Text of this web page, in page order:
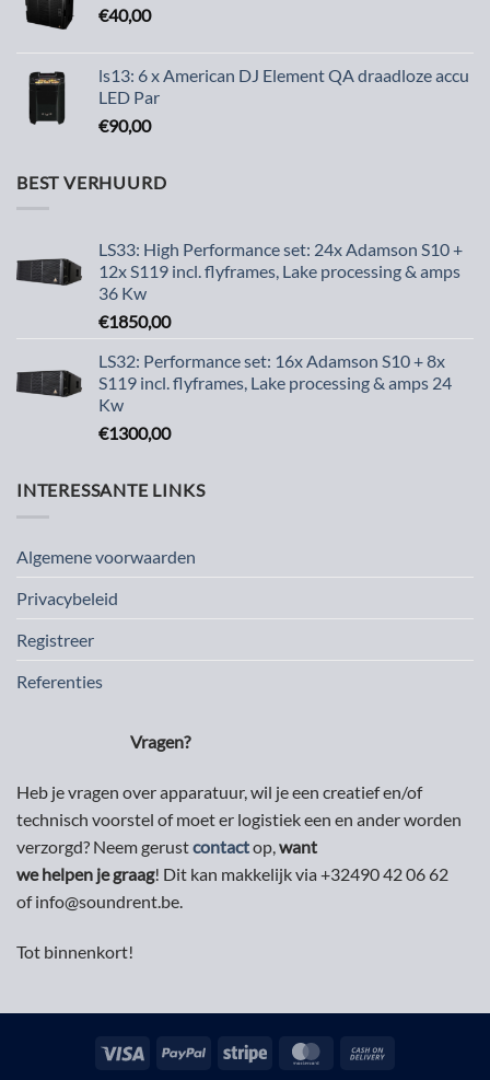
€40,00
ls13: 6 x American DJ Element QA draadloze accu
LED Par
€90,00
BEST VERHUURD
LS33: High Performance set: 24x Adamson S10 +
12x S119 incl. flyframes, Lake processing & amps
36 Kw
€1850,00
LS32: Performance set: 16x Adamson S10 + 8x
S119 incl. flyframes, Lake processing & amps 24
Kw
€1300,00
INTERESSANTE LINKS
Algemene voorwaarden
Privacybeleid
Registreer
Referenties
Vragen?
Heb je vragen over apparatuur, wil je een creatief en/of
technisch voorstel of moet er logistiek een en ander worden
verzorgd? Neem gerustcontactop, want
we helpen je graag! Dit kan makkelijk via +32490 42 06 62
of info@soundrent.be.
Tot binnenkort!
Visa PayPal Stripe MasterCard